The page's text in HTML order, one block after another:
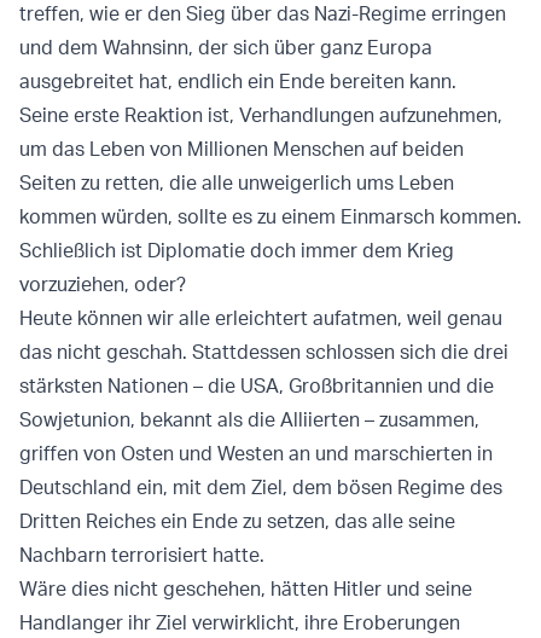
treffen, wie er den Sieg über das Nazi-Regime erringen
und dem Wahnsinn, der sich über ganz Europa
ausgebreitet hat, endlich ein Ende bereiten kann.
Seine erste Reaktion ist, Verhandlungen aufzunehmen,
um das Leben von Millionen Menschen auf beiden
Seiten zu retten, die alle unweigerlich ums Leben
kommen würden, sollte es zu einem Einmarsch kommen.
Schließlich ist Diplomatie doch immer dem Krieg
vorzuziehen, oder?
Heute können wir alle erleichtert aufatmen, weil genau
das nicht geschah. Stattdessen schlossen sich die drei
stärksten Nationen – die USA, Großbritannien und die
Sowjetunion, bekannt als die Alliierten – zusammen,
griffen von Osten und Westen an und marschierten in
Deutschland ein, mit dem Ziel, dem bösen Regime des
Dritten Reiches ein Ende zu setzen, das alle seine
Nachbarn terrorisiert hatte.
Wäre dies nicht geschehen, hätten Hitler und seine
Handlanger ihr Ziel verwirklicht, ihre Eroberungen